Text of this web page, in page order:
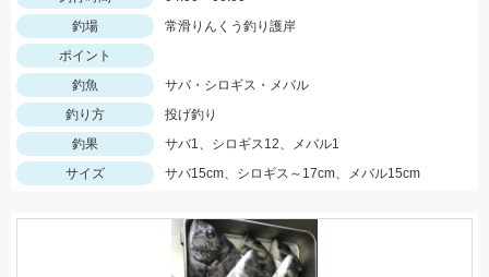
釣場
常滑りんくう釣り護岸
ポイント
釣魚
サバ・シロギス・メバル
釣り方
投げ釣り
釣果
サバ1、シロギス12、メバル1
サイズ
サバ15cm、シロギス～17cm、メバル15cm